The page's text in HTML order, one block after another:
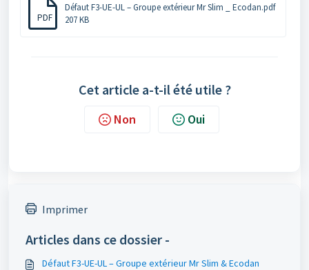
PDF
Défaut F3-UE-UL – Groupe extérieur Mr Slim _ Ecodan.pdf
207 KB
Cet article a-t-il été utile ?
Non Oui
Imprimer
Articles dans ce dossier -
Défaut F3-UE-UL – Groupe extérieur Mr Slim & Ecodan